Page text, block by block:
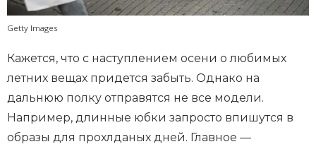
Getty Images
Кажется, что с наступлением осени о любимых
летних вещах придется забыть. Однако на
дальнюю полку отправятся не все модели.
Например, длинные юбки запросто впишутся в
образы для прохлданых дней. Главное —